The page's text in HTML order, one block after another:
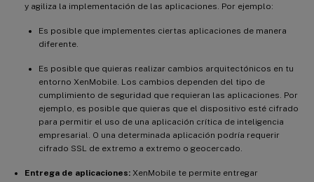
y agiliza la implementación de las aplicaciones. Por ejemplo:
Es posible que implementes ciertas aplicaciones de manera
diferente.
Es posible que quieras realizar cambios arquitectónicos en tu
entorno XenMobile. Los cambios dependen del tipo de
cumplimiento de seguridad que requieran las aplicaciones. Por
ejemplo, es posible que quieras que el dispositivo esté cifrado
para permitir el uso de una aplicación crítica de inteligencia
empresarial. O una determinada aplicación podría requerir
cifrado SSL de extremo a extremo o geocercado.
Entrega de aplicaciones: XenMobile te permite entregar